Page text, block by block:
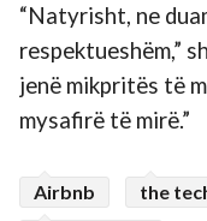
“Natyrisht, ne
respektueshëm,”
jenë mikpritës të
mysafirë të mirë.”
Airbnb the